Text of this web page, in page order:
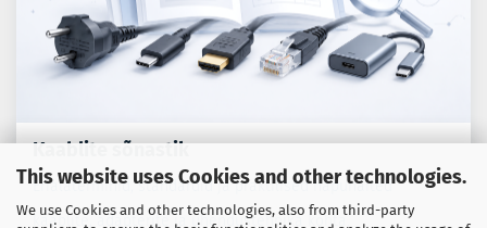
This website uses Cookies and other technologies.
We use Cookies and other technologies, also from third-party
Kaablite sõnastik
Erialaterminid, standardid ja praktilised näpunäited
kaablite, adapterite ja ühendustehnika kohta.